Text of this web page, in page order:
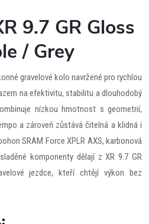
9.7 GR Gloss
/ Grey
gravelové kolo navržené pro rychlou
na efektivitu, stabilitu a dlouhodobý
nízkou hmotnost s geometrií,
a zároveň zůstává čitelná a klidná i
SRAM Force XPLR AXS, karbonová
komponenty dělají z XR 9.7 GR
jezdce, kteří chtějí výkon bez